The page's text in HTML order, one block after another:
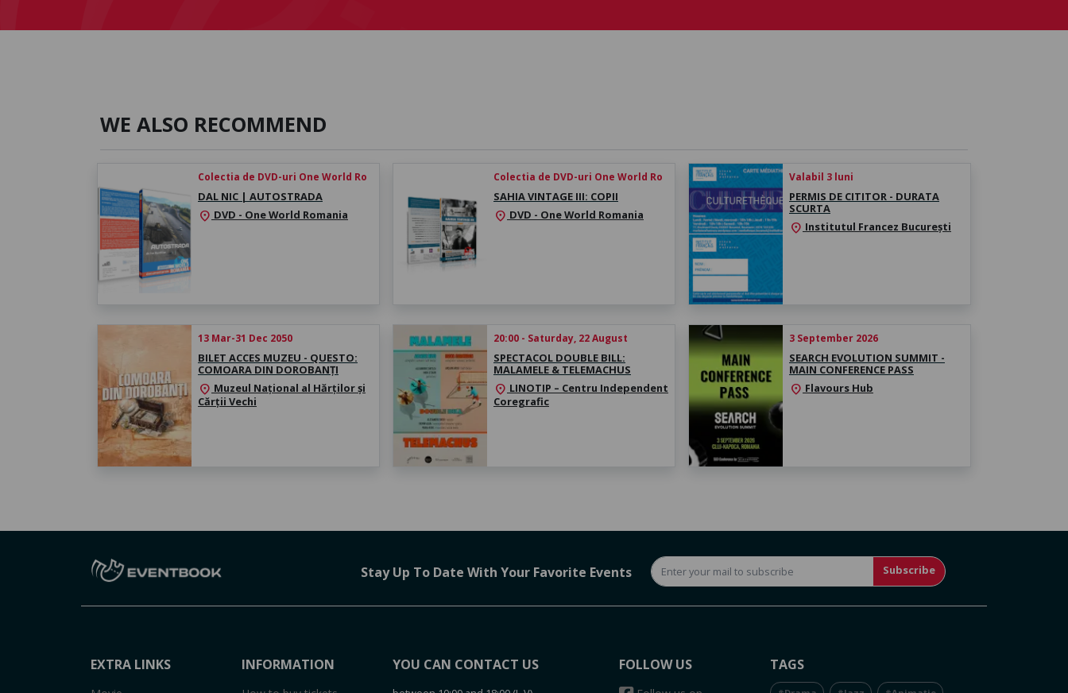
WE ALSO RECOMMEND
Colectia de DVD-uri One World Ro
DAL NIC | AUTOSTRADA
location_on DVD - One World Romania
Colectia de DVD-uri One World Ro
SAHIA VINTAGE III: COPII
location_on DVD - One World Romania
Valabil 3 luni
PERMIS DE CITITOR - DURATA
SCURTA
location_on Institutul Francez București
13 Mar-31 Dec 2050
BILET ACCES MUZEU - QUESTO:
COMOARA DIN DOROBANȚI
location_on Muzeul Național al Hărților și
Cărții Vechi
20:00 - Saturday, 22 August
SPECTACOL DOUBLE BILL:
MALAMELE & TELEMACHUS
location_on LINOTIP – Centru Independent
Coregrafic
3 September 2026
SEARCH EVOLUTION SUMMIT -
MAIN CONFERENCE PASS
location_on Flavours Hub
Stay Up To Date With Your Favorite Events Subscribe
EXTRA LINKS INFORMATION YOU CAN CONTACT US FOLLOW US TAGS